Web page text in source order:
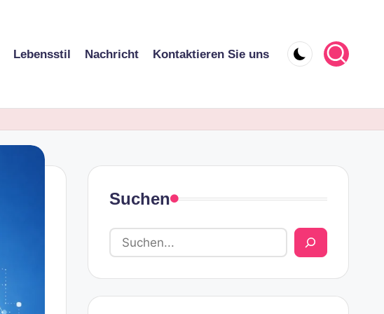
Lebensstil Nachricht Kontaktieren Sie uns
Suchen